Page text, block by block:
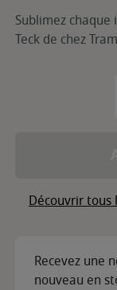
Sublimez
Teck de chez
Découvrir tous
Recevez une
nouveau en